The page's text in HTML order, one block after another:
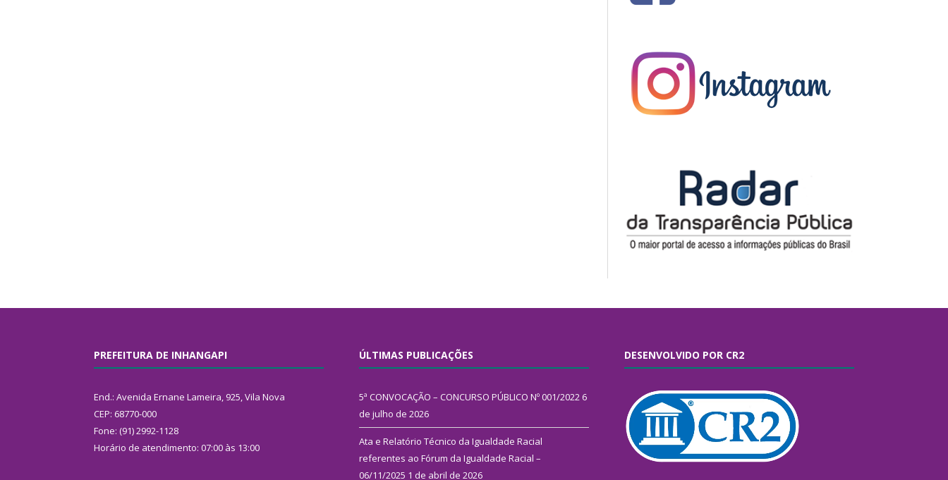
PREFEITURA DE INHANGAPI
End.: Avenida Ernane Lameira, 925, Vila Nova
CEP: 68770-000
Fone: (91) 2992-1128
Horário de atendimento: 07:00 às 13:00
ÚLTIMAS PUBLICAÇÕES
5ª CONVOCAÇÃO – CONCURSO PÚBLICO Nº 001/2022 6
de julho de 2026
Ata e Relatório Técnico da Igualdade Racial
referentes ao Fórum da Igualdade Racial –
06/11/2025 1 de abril de 2026
DESENVOLVIDO POR CR2